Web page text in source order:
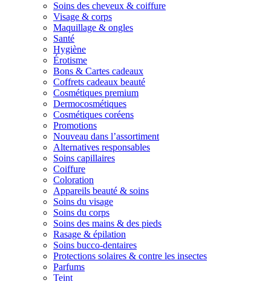
Soins des cheveux & coiffure
Visage & corps
Maquillage & ongles
Santé
Hygiène
Érotisme
Bons & Cartes cadeaux
Coffrets cadeaux beauté
Cosmétiques premium
Dermocosmétiques
Cosmétiques coréens
Promotions
Nouveau dans l’assortiment
Alternatives responsables
Soins capillaires
Coiffure
Coloration
Appareils beauté & soins
Soins du visage
Soins du corps
Soins des mains & des pieds
Rasage & épilation
Soins bucco-dentaires
Protections solaires & contre les insectes
Parfums
Teint